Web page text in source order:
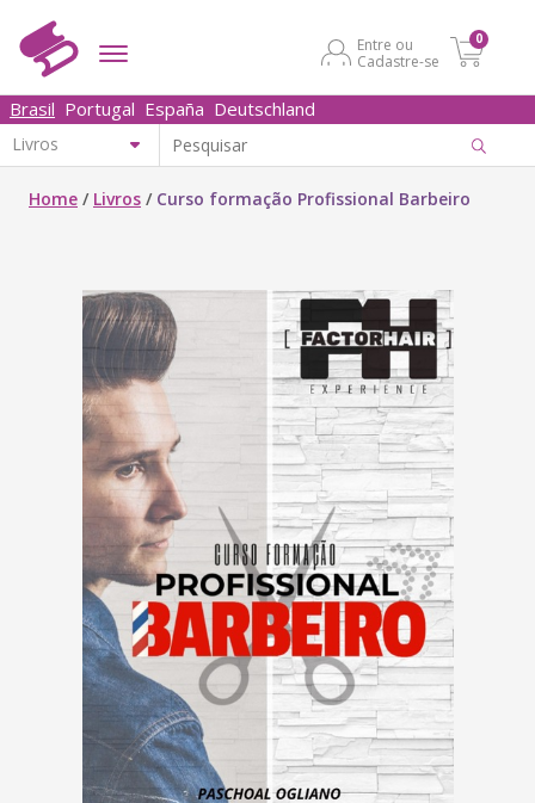
Entre ou
Cadastre-se
0
Brasil Portugal España Deutschland
Home / Livros / Curso formação Profissional Barbeiro